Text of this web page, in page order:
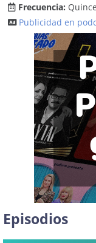
Frecuencia:
Publicidad en
Episodios